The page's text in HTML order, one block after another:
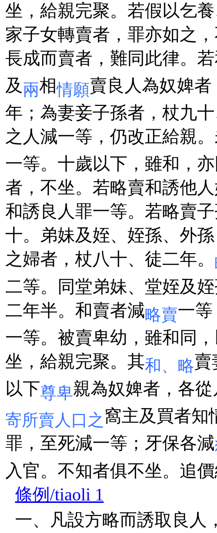
坐，給親完聚。若假以乞
家子女轉賣者，罪亦如之
長成而賣者，難同此律。
及 兩相情願賣良人為奴婢
年；為妻妾子孫者，杖九
之人減一等，仍改正給親
一等。十歲以下，雖和，
者，不坐。若略賣和誘他
和誘良人罪一等。若略賣
十。弟妹及姪、姪孫、外
之婦者，杖八十、徒二年。
二等。同堂弟妹、堂姪及
二年半。和賣者減略賣一
一等。被賣卑幼，雖和同
坐，給親完聚。其和、略賣
以下尊卑親為奴婢者，各
寄所賣人口之 窩主及買者知
罪，至死減一等；牙保各減
入官。不知者俱不坐。追
條例/tiaoli 1
一、凡設方略而誘取良人